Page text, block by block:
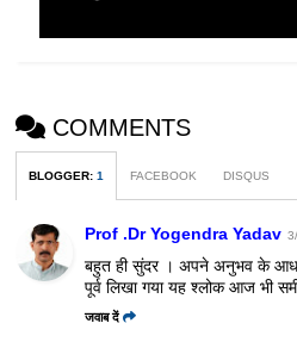
COMMENTS
BLOGGER:1 FACEBOOK DISQUS
Prof .Dr Yogendra Yadav
बहुत ही सुंदर । अपने अनुभव के
पूर्व लिखा गया यह श्लोक आज भी
जवाब दें